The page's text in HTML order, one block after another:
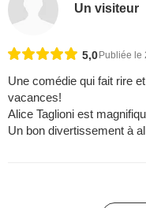
Un visiteur
5,0Publiée le
Une comédie qui fait rire
vacances!
Alice Taglioni est
Un bon divertissement à